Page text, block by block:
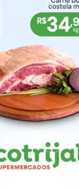
diversas
das
A
digitais
social, o
da
no